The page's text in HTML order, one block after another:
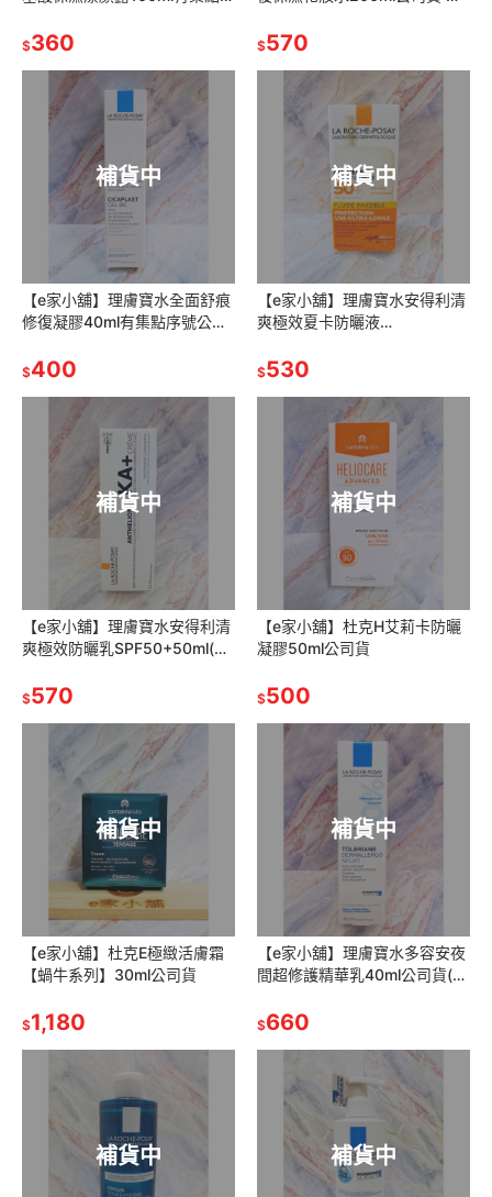
$360 $570
補貨中
【e家小舖】理膚寶水全面舒痕
修復凝膠40ml有集點序號公司
$400
補貨中
【e家小舖】理膚寶水安得利清
爽極效夏卡防曬液
$530
補貨中
【e家小舖】理膚寶水安得利清
爽極效防曬乳SPF50+50ml(舊
乳50ml公司貨
$570
補貨中
【e家小舖】杜克H艾莉卡防曬
凝膠50ml公司貨
$500
補貨中
【e家小舖】杜克E極緻活膚霜
【蝸牛系列】30ml公司貨
$1,180
補貨中
【e家小舖】理膚寶水多容安夜
間超修護精華乳40ml公司貨(安
$660
補貨中 補貨中